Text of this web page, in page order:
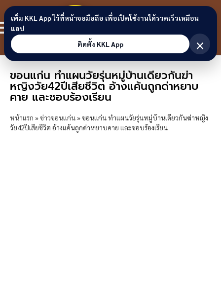
Skip to content
ขอนแก่น
ลิงก์
ขอนแก่น ทำแผนวัยรุ่นหมู่บ้านเดียวกันฆ่า
หญิงวัย42ปีเสียชีวิต อ้างแค้นถูกด่าหยาบ
คาย และชอบร้องเรียน
หน้าแรก »ข่าวขอนแก่น»ขอนแก่น ทำแผนวัยรุ่นหมู่บ้านเดียวกันฆ่าหญิง
วัย42ปีเสียชีวิต อ้างแค้นถูกด่าหยาบคาย และชอบร้องเรียน
เพิ่ม KKL App ไว้ที่หน้าจอมือถือ เพื่อเปิดใช้งานได้รวดเร็วเหมือน
แอป
ติดตั้ง KKL App
×